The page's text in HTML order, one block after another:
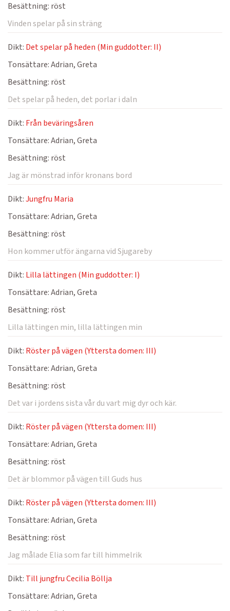
Besättning: röst
Vinden spelar på sin sträng
Dikt: Det spelar på heden (Min guddotter: II)
Tonsättare:Adrian, Greta
Besättning: röst
Det spelar på heden, det porlar i daln
Dikt: Från beväringsåren
Tonsättare:Adrian, Greta
Besättning: röst
Jag är mönstrad inför kronans bord
Dikt:Jungfru Maria
Tonsättare:Adrian, Greta
Besättning: röst
Hon kommer utför ängarna vid Sjugareby
Dikt: Lilla lättingen (Min guddotter: I)
Tonsättare:Adrian, Greta
Besättning: röst
Lilla lättingen min, lilla lättingen min
Dikt: Röster på vägen (Yttersta domen: III)
Tonsättare:Adrian, Greta
Besättning: röst
Det var i jordens sista vår du vart mig dyr och kär.
Dikt: Röster på vägen (Yttersta domen: III)
Tonsättare:Adrian, Greta
Besättning: röst
Det är blommor på vägen till Guds hus
Dikt: Röster på vägen (Yttersta domen: III)
Tonsättare:Adrian, Greta
Besättning: röst
Jag målade Elia som far till himmelrik
Dikt: Till jungfru Cecilia Böllja
Tonsättare:Adrian, Greta